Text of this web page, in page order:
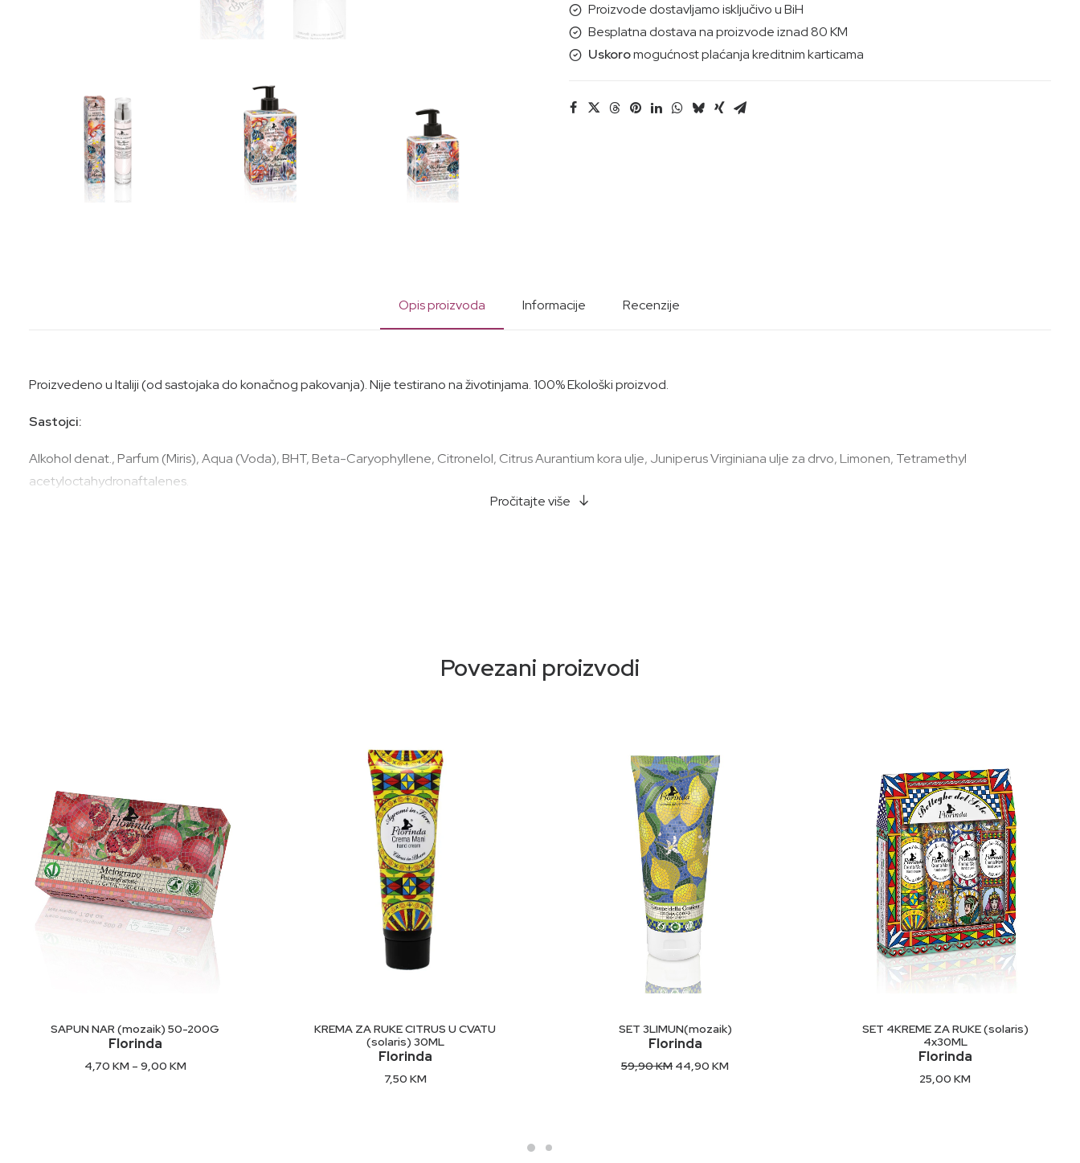
količina
Proizvode dostavljamo isključivo u BiH
Besplatna dostava na proizvode iznad 80 KM
Uskoromogućnost plaćanja kreditnim karticama
Opis proizvoda Informacije Recenzije
Proizvedeno u Italiji (od sastojaka do konačnog pakovanja). Nije testirano na životinjama. 100% Ekološki proizvod.
Sastojci:
Alkohol denat., Parfum (Miris), Aqua (Voda), BHT, Beta-Caryophyllene, Citronelol, Citrus Aurantium kora ulje, Juniperus Virginiana ulje za drvo, Limonen, Tetramethyl
acetyloctahydronaftalenes.
Pročitajte više
Povezani proizvodi
ODABERI OPCIJE
SAPUN NAR (mozaik) 50-200G
Florinda
4,70 KM – 9,00 KMPrice
DODAJ U KORPU
KREMA ZA RUKE CITRUS U CVATU
(solaris) 30ML
Florinda
7,50 KM
DODAJ U KORPU
SET 3LIMUN(mozaik)
Florinda
59,90KM Original
44,90 KM
DODAJ U KORPU
SET 4KREME ZA RUKE (solaris)
4x30ML
Florinda
25,00 KM